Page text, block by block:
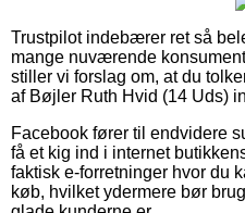
Trustpilot indebærer ret så
mange nuværende
stiller vi forslag om, at du
af Bøjler Ruth Hvid (14 Uds)
Facebook fører til endvidere
få et kig ind i internet
faktisk e-forretninger hvor du
køb, hvilket ydermere bør